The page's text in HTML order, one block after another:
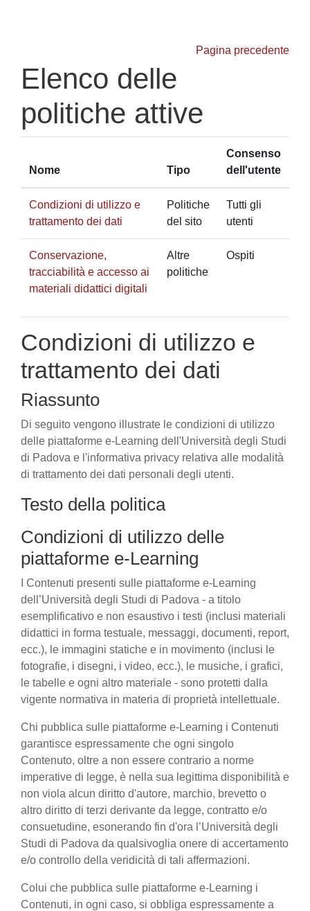
Pagina precedente
Elenco delle
politiche attive
Nome Tipo
Consenso
dell'utente
Condizioni di utilizzo e
trattamento dei dati
Politiche
del sito
Tutti gli
utenti
Conservazione,
tracciabilità e accesso ai
materiali didattici digitali
Altre
politiche
Ospiti
Condizioni di utilizzo e
trattamento dei dati
Riassunto
Di seguito vengono illustrate le condizioni di utilizzo
delle piattaforme e-Learning dell'Università degli Studi
di Padova e l'informativa privacy relativa alle modalità
di trattamento dei dati personali degli utenti.
Testo della politica
Condizioni di utilizzo delle
piattaforme e-Learning
I Contenuti presenti sulle piattaforme e-Learning
dell’Università degli Studi di Padova - a titolo
esemplificativo e non esaustivo i testi (inclusi materiali
didattici in forma testuale, messaggi, documenti, report,
ecc.), le immagini statiche e in movimento (inclusi le
fotografie, i disegni, i video, ecc.), le musiche, i grafici,
le tabelle e ogni altro materiale - sono protetti dalla
vigente normativa in materia di proprietà intellettuale.
Chi pubblica sulle piattaforme e-Learning i Contenuti
garantisce espressamente che ogni singolo
Contenuto, oltre a non essere contrario a norme
imperative di legge, è nella sua legittima disponibilità e
non viola alcun diritto d'autore, marchio, brevetto o
altro diritto di terzi derivante da legge, contratto e/o
consuetudine, esonerando fin d'ora l’Università degli
Studi di Padova da qualsivoglia onere di accertamento
e/o controllo della veridicità di tali affermazioni.
Colui che pubblica sulle piattaforme e-Learning i
Contenuti, in ogni caso, si obbliga espressamente a